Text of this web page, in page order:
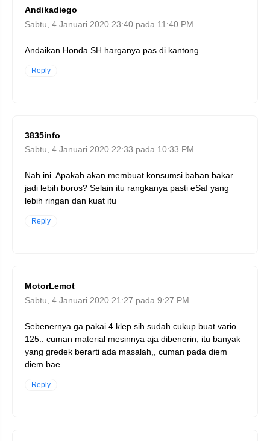
Andikadiego
Sabtu, 4 Januari 2020 23:40 pada 11:40 PM
Andaikan Honda SH harganya pas di kantong
Reply
3835info
Sabtu, 4 Januari 2020 22:33 pada 10:33 PM
Nah ini. Apakah akan membuat konsumsi bahan bakar
jadi lebih boros? Selain itu rangkanya pasti eSaf yang
lebih ringan dan kuat itu
Reply
MotorLemot
Sabtu, 4 Januari 2020 21:27 pada 9:27 PM
Sebenernya ga pakai 4 klep sih sudah cukup buat vario
125.. cuman material mesinnya aja dibenerin, itu banyak
yang gredek berarti ada masalah,, cuman pada diem
diem bae
Reply